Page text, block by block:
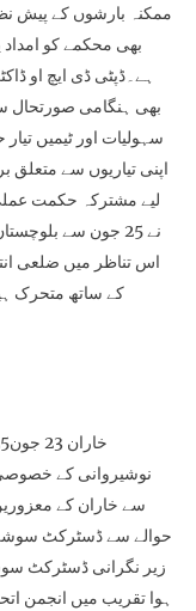
ممکنہ بارشوں کے پیش
بھی محکمے کو امداد
ہے۔ڈپٹی ڈی ایچ او
بھی ہنگامی صورتحال
سہولیات اور ٹیمیں
اپنی تیاریوں سے
لیے مشترکہ حکمت
نے 25 جون سے
اس تناظر میں ضلعی
کے ساتھ متحرک
نوشیروانی کے
سے خاران کے
حوالے سے ڈسٹرکٹ سوشل
زیر نگرانی ڈسٹرکٹ
ہوا تقریب میں انجمن